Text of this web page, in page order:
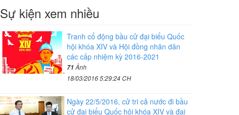
Sự kiện xem nhiều
Tranh cổ động bầu cử đại biểu Quốc
hội khóa XIV và Hội đồng nhân dân
các cấp nhiệm kỳ 2016-2021
71 Ảnh
18/03/2016 5:29:24 CH
Ngày 22/5/2016, cử tri cả nước đi bầu
cử đại biểu Quốc hội khóa XIV và đại